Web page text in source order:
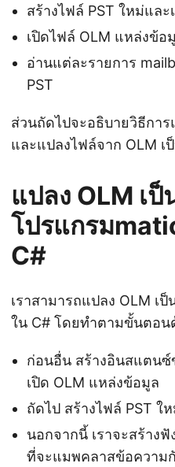
สร้างไฟล์ PST ใหม่และ
เปิดไฟล์ OLM แหล่งข้อ
อ่านแต่ละรายการ
PST
ส่วนถัดไปจะอธิบายวิธีกา
และแปลงไฟล์จาก OLM เ
แปลง OLM เป็
โปรแกรม
C#
เราสามารถแปลง OLM เ
ใน C# โดยทำตามขั้นตอน
ก่อนอื่น สร้างอินสแตนซ์
เปิด OLM แหล่งข้อมูล
ถัดไป สร้างไฟล์ PST ใ
นอกจากนี้ เราจะสร้าง
ที่จะแมพคลาสข้อความ